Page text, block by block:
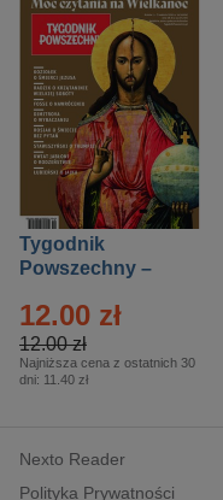
Tygodnik
Powszechny –
12.00 zł
12.00 zł
Najniższa cena z ostatnich 30
dni: 11.40 zł
Nexto Reader
Polityka Prywatności